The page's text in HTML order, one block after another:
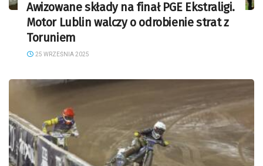
Awizowane składy na finał PGE Ekstraligi.
Motor Lublin walczy o odrobienie strat z
Toruniem
25 WRZEŚNIA 2025